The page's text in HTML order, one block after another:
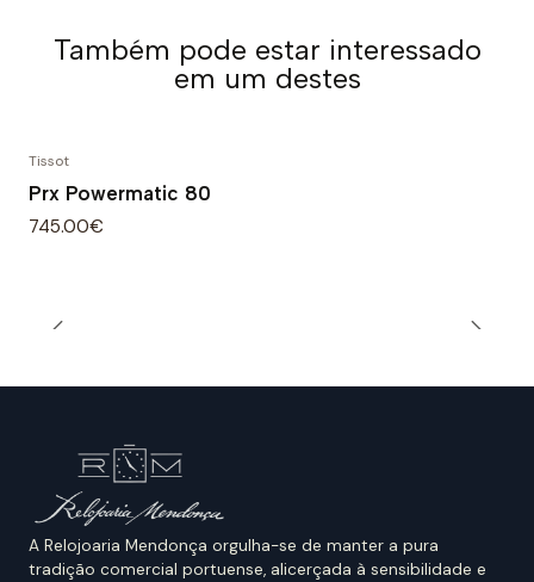
Também pode estar interessado
em um destes
Tissot
Prx Powermatic 80
745.00€
A Relojoaria Mendonça orgulha-se de manter a pura
tradição comercial portuense, alicerçada à sensibilidade e